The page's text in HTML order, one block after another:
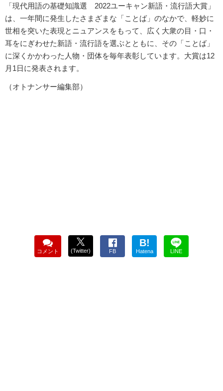
「現代用語の基礎知識選 2022ユーキャン新語・流行語大賞」
は、一年間に発生したさまざまな「ことば」のなかで、軽妙に
世相を突いた表現とニュアンスをもって、広く大衆の目・口・
耳をにぎわせた新語・流行語を選ぶとともに、その「ことば」
に深くかかわった人物・団体を毎年表彰しています。大賞は12
月1日に発表されます。
（オトナンサー編集部）
コメント (Twitter) FB
B!
Hatena LINE